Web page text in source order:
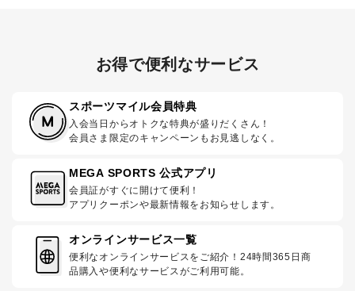
お得で便利なサービス
スポーツマイル会員特典
入会当日からオトクな特典が盛りだくさん！
会員さま限定のキャンペーンもお見逃しなく。
MEGA SPORTS 公式アプリ
会員証がすぐに開けて便利！
アプリクーポンや最新情報をお知らせします。
オンラインサービス一覧
便利なオンラインサービスをご紹介！24時間365日商
品購入や便利なサービスがご利用可能。